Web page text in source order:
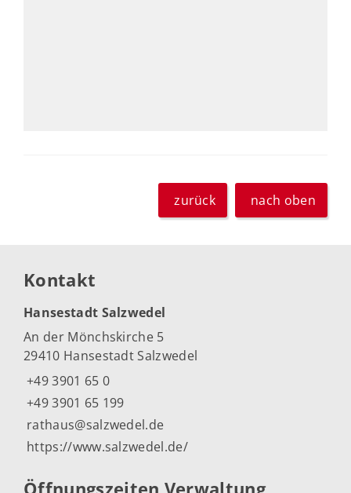
zurück nach oben
Kontakt
Hansestadt Salzwedel
An der Mönchskirche 5
29410 Hansestadt Salzwedel
+49 3901 65 0
+49 3901 65 199
rathaus@salzwedel.de
https://www.salzwedel.de/